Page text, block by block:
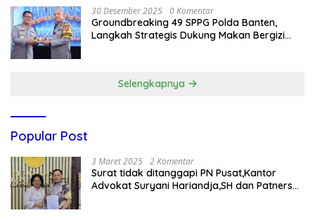
30 Desember 2025 0 Komentar
Groundbreaking 49 SPPG Polda Banten,
Langkah Strategis Dukung Makan Bergizi
Selengkapnya
Popular Post
3 Maret 2025 2 Komentar
Surat tidak ditanggapi PN Pusat,Kantor
Advokat Suryani Hariandja,SH dan Patners